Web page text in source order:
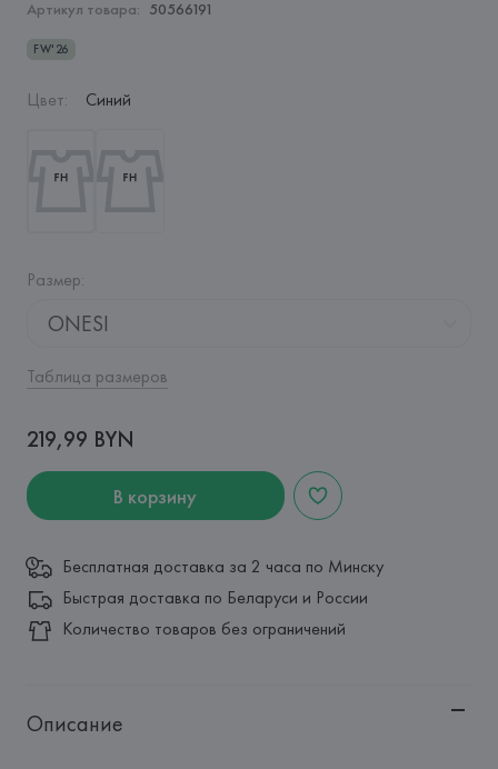
Артикул товара: 50566191
FW'26
Цвет: Синий
Размер:
ONESI
Таблица размеров
219,99 BYN
В корзину
Бесплатная доставка за 2 часа по Минску
Быстрая доставка по Беларуси и России
Количество товаров без ограничений
Описание